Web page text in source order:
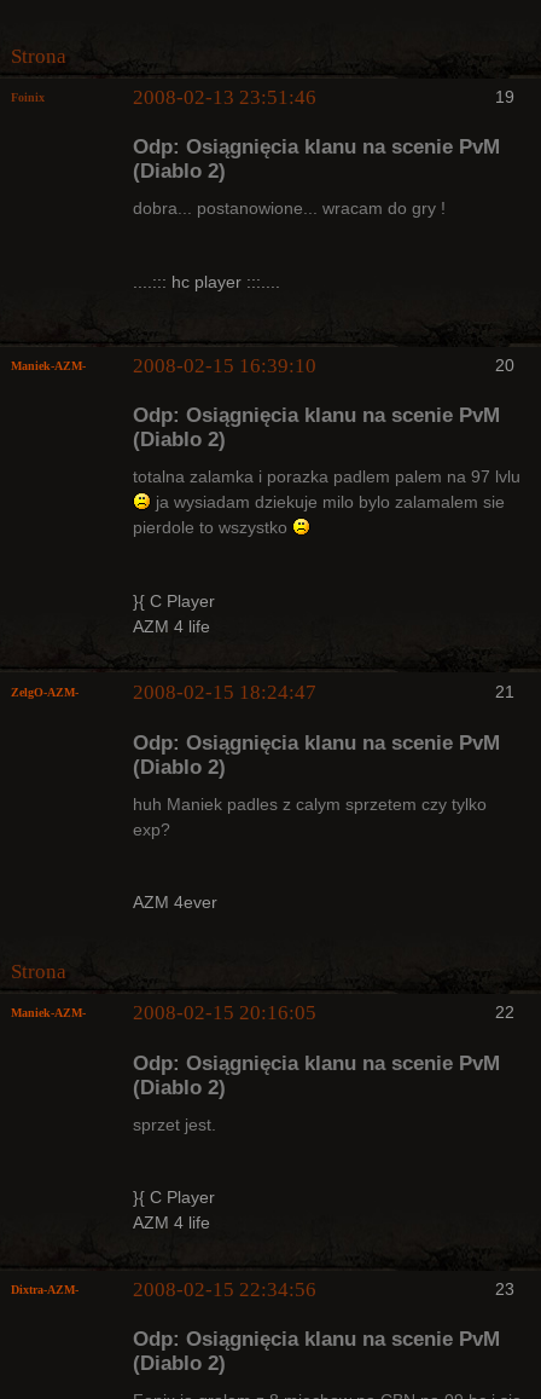
Strona
19
Foinix 2008-02-13 23:51:46
Odp: Osiągnięcia klanu na scenie PvM
(Diablo 2)
dobra... postanowione... wracam do gry !
....::: hc player :::....
20
Maniek-AZM- 2008-02-15 16:39:10
Odp: Osiągnięcia klanu na scenie PvM
(Diablo 2)
totalna zalamka i porazka padlem palem na 97 lvlu
ja wysiadam dziekuje milo bylo zalamalem sie
pierdole to wszystko
}{ C Player
AZM 4 life
21
ZelgO-AZM- 2008-02-15 18:24:47
Odp: Osiągnięcia klanu na scenie PvM
(Diablo 2)
huh Maniek padles z calym sprzetem czy tylko
exp?
AZM 4ever
Strona
22
Maniek-AZM- 2008-02-15 20:16:05
Odp: Osiągnięcia klanu na scenie PvM
(Diablo 2)
sprzet jest.
}{ C Player
AZM 4 life
23
Dixtra-AZM- 2008-02-15 22:34:56
Odp: Osiągnięcia klanu na scenie PvM
(Diablo 2)